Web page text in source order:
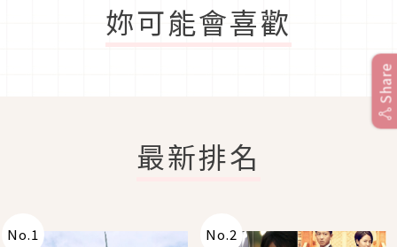
妳可能會喜歡
最新排名
No.1 No.2
Share